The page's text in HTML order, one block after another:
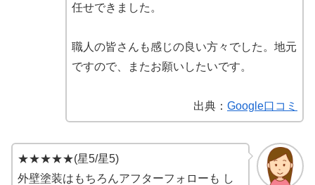
任せできました。
職人の皆さんも感じの良い方々でした。地元
ですので、またお願いしたいです。
出典： Google口コミ
★★★★★(星5/星5)
外壁塗装はもちろんアフターフォローも し